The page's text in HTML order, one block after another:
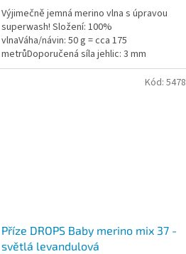
z
5
hvězdiček.
Výjimečně jemná merino vlna s úpravou
superwash! Složení: 100%
vlnaVáha/návin: 50 g = cca 175
metrůDoporučená síla jehlic: 3 mm
Instagram: #dropsbabymerino
Příze DROPS Baby merino mix 37 -
světlá levandulová
Kód: 5478